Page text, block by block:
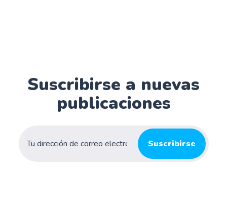
Suscribirse a nuevas
publicaciones
Suscribirse